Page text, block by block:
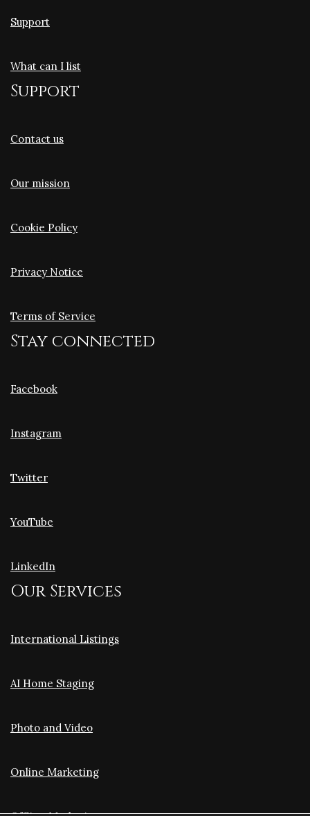
Support
What can I list
Support
Contact us
Our mission
Cookie Policy
Privacy Notice
Terms of Service
Stay connected
Facebook
Instagram
Twitter
YouTube
LinkedIn
Our Services
International Listings
AI Home Staging
Photo and Video
Online Marketing